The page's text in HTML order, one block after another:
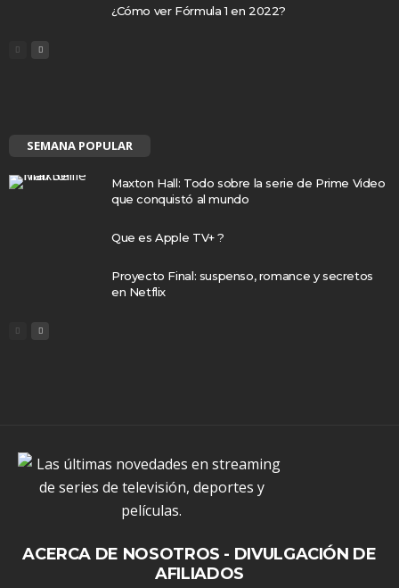
¿Cómo ver Fórmula 1 en 2022?
SEMANA POPULAR
Maxton Hall: Todo sobre la serie de Prime Video
que conquistó al mundo
Que es Apple TV+ ?
Proyecto Final: suspenso, romance y secretos
en Netflix
ACERCA DE NOSOTROS - DIVULGACIÓN DE
AFILIADOS